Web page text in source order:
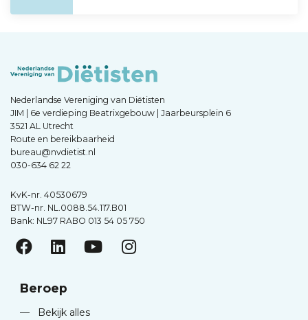
Nederlandse Vereniging van Diëtisten
JIM | 6e verdieping Beatrixgebouw | Jaarbeursplein 6
3521 AL Utrecht
Route en bereikbaarheid
bureau@nvdietist.nl
030-634 62 22
KvK-nr. 40530679
BTW-nr. NL.0088.54.117.B01
Bank: NL97 RABO 013 54 05 750
Beroep
—
Bekijk alles